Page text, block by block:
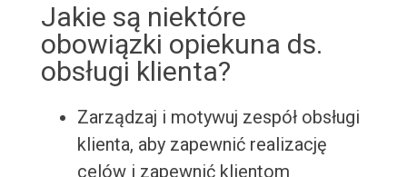
Jakie są niektóre
obowiązki opiekuna ds.
obsługi klienta?
Zarządzaj i motywuj zespół obsługi
klienta, aby zapewnić realizację
celów i zapewnić klientom